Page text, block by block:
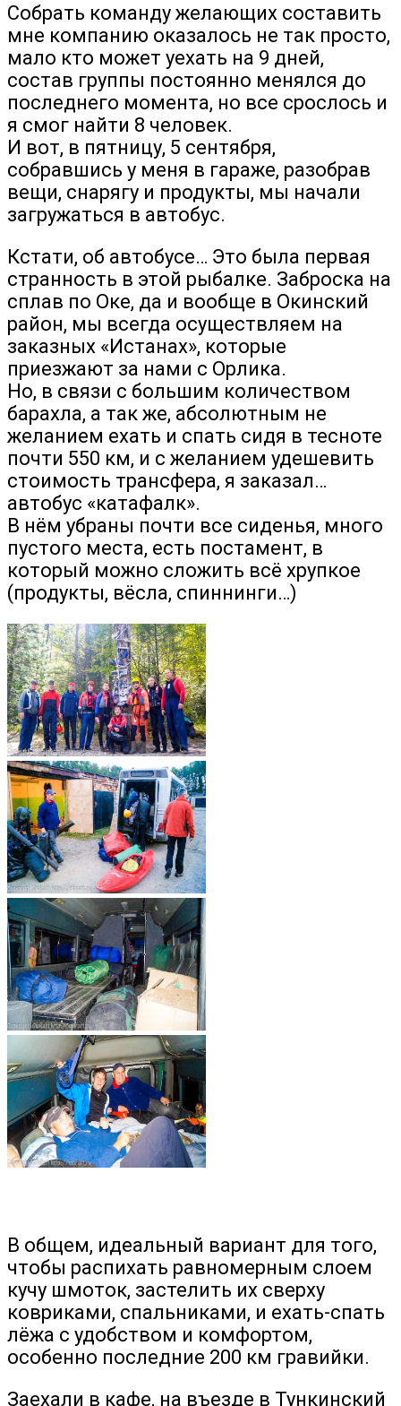
Собрать команду желающих составить
мне компанию оказалось не так просто,
мало кто может уехать на 9 дней,
состав группы постоянно менялся до
последнего момента, но все срослось и
я смог найти 8 человек.
И вот, в пятницу, 5 сентября,
собравшись у меня в гараже, разобрав
вещи, снарягу и продукты, мы начали
загружаться в автобус.
Кстати, об автобусе… Это была первая
странность в этой рыбалке. Заброска на
сплав по Оке, да и вообще в Окинский
район, мы всегда осуществляем на
заказных «Истанах», которые
приезжают за нами с Орлика.
Но, в связи с большим количеством
барахла, а так же, абсолютным не
желанием ехать и спать сидя в тесноте
почти 550 км, и с желанием удешевить
стоимость трансфера, я заказал…
автобус «катафалк».
В нём убраны почти все сиденья, много
пустого места, есть постамент, в
который можно сложить всё хрупкое
(продукты, вёсла, спиннинги…)
В общем, идеальный вариант для того,
чтобы распихать равномерным слоем
кучу шмоток, застелить их сверху
ковриками, спальниками, и ехать-спать
лёжа с удобством и комфортом,
особенно последние 200 км гравийки.
Заехали в кафе, на въезде в Тункинский